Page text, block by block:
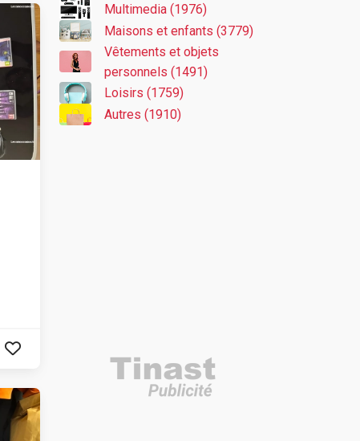
Multimedia (1976)
Maisons et enfants (3779)
Vêtements et objets
personnels (1491)
Loisirs (1759)
Autres (1910)